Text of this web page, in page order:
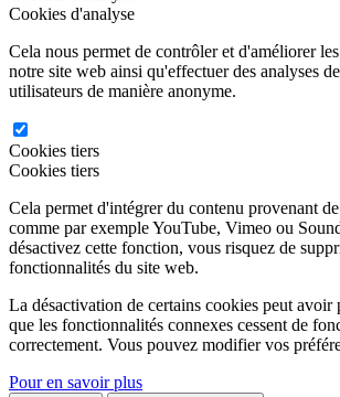
Cookies d'analyse
Cela nous permet de contrôler et d'améliorer
notre site web ainsi qu'effectuer des analyses
utilisateurs de manière anonyme.
Cookies tiers
Cookies tiers
Cela permet d'intégrer du contenu provenant
comme par exemple YouTube, Vimeo ou
désactivez cette fonction, vous risquez de
fonctionnalités du site web.
La désactivation de certains cookies peut avoir
que les fonctionnalités connexes cessent de
correctement. Vous pouvez modifier vos
Pour en savoir plus